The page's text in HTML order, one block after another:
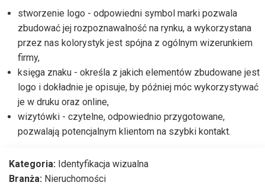
stworzenie logo - odpowiedni symbol marki pozwala
zbudować jej rozpoznawalność na rynku, a wykorzystana
przez nas kolorystyk jest spójna z ogólnym wizerunkiem
firmy,
księga znaku - określa z jakich elementów zbudowane jest
logo i dokładnie je opisuje, by później móc wykorzystywać
je w druku oraz online,
wizytówki - czytelne, odpowiednio przygotowane,
pozwalają potencjalnym klientom na szybki kontakt.
Kategoria: Identyfikacja wizualna
Branża: Nieruchomości